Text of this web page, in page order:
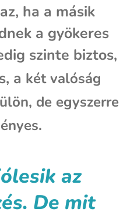
ha a másik
a gyökeres
szinte biztos,
a két valóság
de egyszerre
az
De mit